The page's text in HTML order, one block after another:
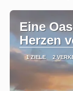
Eine
Herzen
1 ZIELE 2